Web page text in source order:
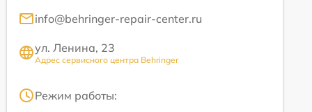
info@behringer-repair-center.ru
ул. Ленина, 23
Адрес сервисного центра Behringer
Режим работы: